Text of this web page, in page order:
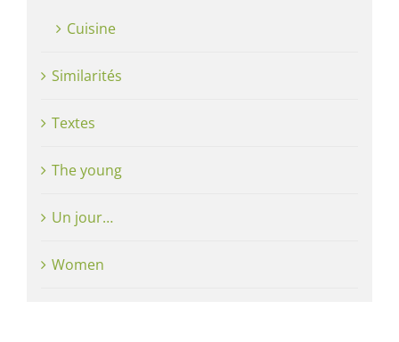
Cuisine
Similarités
Textes
The young
Un jour…
Women